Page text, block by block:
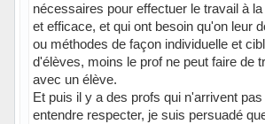
nécessaires pour effectuer le travail à
et efficace, et qui ont besoin qu'on leur
ou méthodes de façon individuelle et
d'élèves, moins le prof ne peut faire de
avec un élève.
Et puis il y a des profs qui n'arrivent
entendre respecter, je suis persuadé